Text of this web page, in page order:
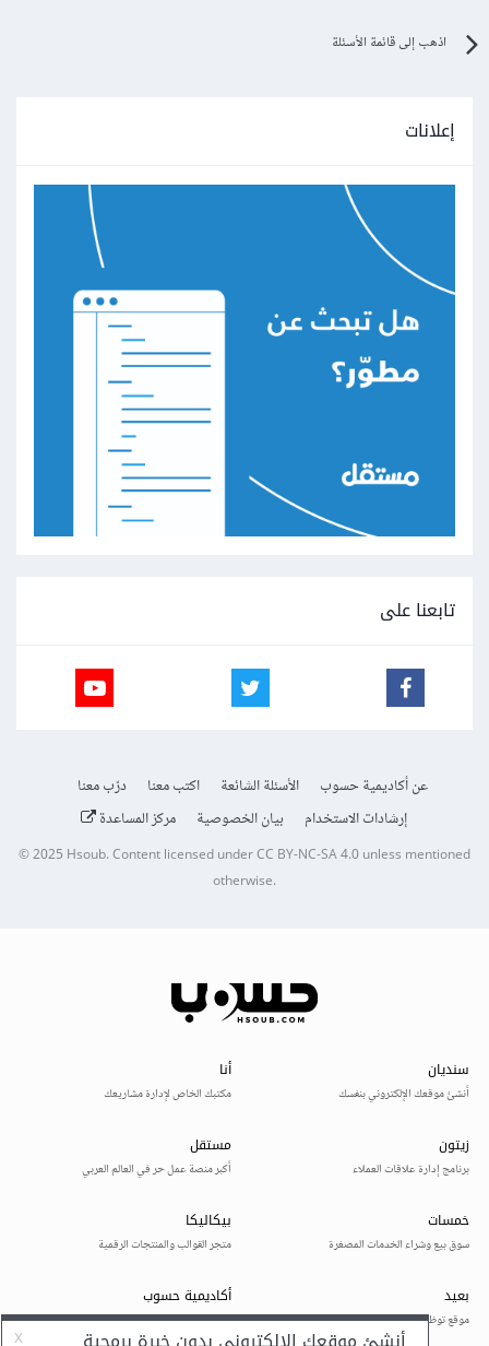
اذهب إلى قائمة الأسئلة
إعلانات
تابعنا على
عن أكاديمية حسوب الأسئلة الشائعة اكتب معنا
درّب معنا
إرشادات الاستخدام
بيان الخصوصية مركز المساعدة
© 2025Hsoub.Content licensed underCC BY-NC-SA 4.0unless mentioned
otherwise.